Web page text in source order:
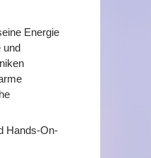
Energie
und
Hands-On-